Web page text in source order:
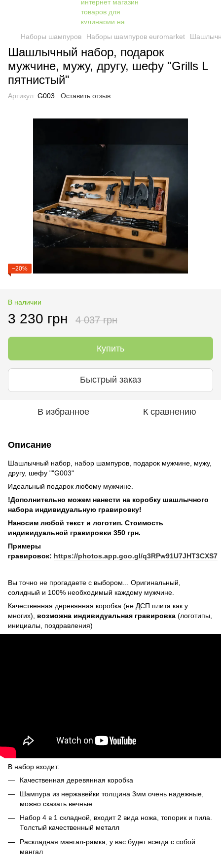
Наборы шампуров Наборы шампуров euromarket
Шашлычный набор, подарок
мужчине, мужу, другу, шефу "Grills L
пятнистый"
Артикул: G003 Оставить отзыв
−20%
В наличии
3 230 грн 4 037 грн
Купить
Быстрый заказ
В избранное К сравнению
Описание
Шашлычный набор, набор шампуров, подарок мужчине, мужу,
другу, шефу ""G003"
Идеальный подарок любому мужчине.
!Дополнительно можем нанести на коробку шашлычного
набора индивидуальную гравировку!
Наносим любой текст и логотип. Стоимость
индивидуальной гравировки 350 грн.
Примеры
гравировок: https://photos.app.goo.gl/q3RPw91U7JHT3CXS7
Вы точно не прогадаете с выбором... Оригинальный,
солидный и 100% необходимый каждому мужчине.
Качественная деревянная коробка (не ДСП плита как у
многих), возможна индивидуальная гравировка (логотипы,
инициалы, поздравления)
В набор входит:
Качественная деревянная коробка
Шампура из нержавейки толщина 3мм очень надежные,
можно сказать вечные
Набор 4 в 1 складной, входит 2 вида ножа, топорик и пила.
Толстый качественный металл
Раскладная мангал-рамка, у вас будет всегда с собой
мангал